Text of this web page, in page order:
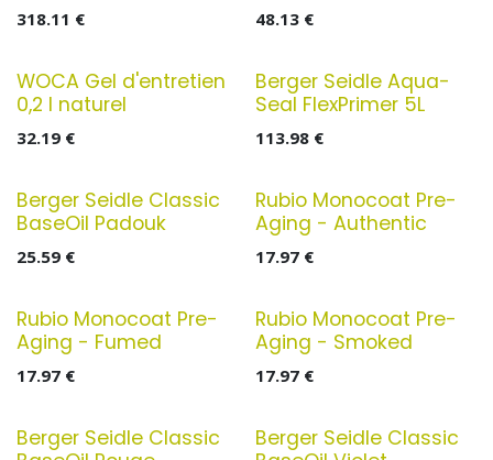
318.11 € 48.13€
WOCA Gel d'entretien
0,2 l naturel
32.19 €
Berger Seidle Aqua-
Seal FlexPrimer 5L
113.98€
Berger Seidle Classic
BaseOil Padouk
25.59 €
Rubio Monocoat Pre-
Aging - Authentic
17.97€
Rubio Monocoat Pre-
Aging - Fumed
17.97 €
Rubio Monocoat Pre-
Aging - Smoked
17.97€
Berger Seidle Classic
Berger Seidle Classic